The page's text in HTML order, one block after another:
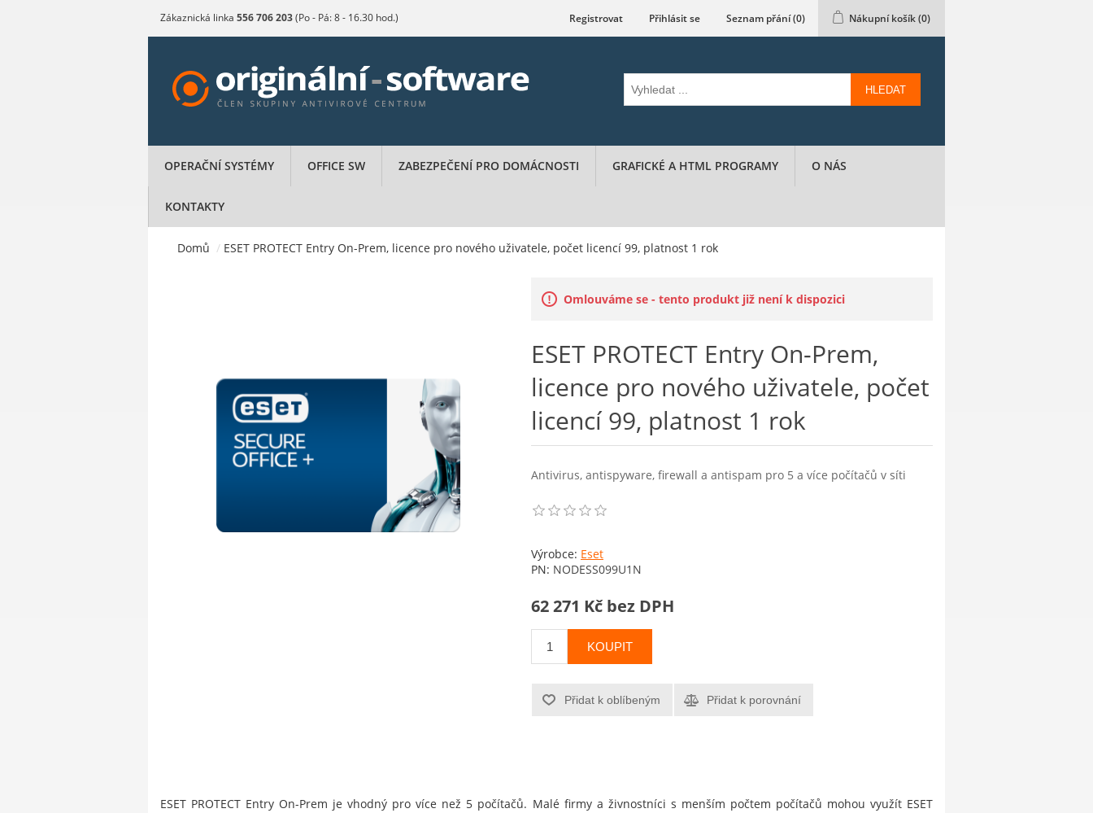
Zákaznická linka 556 706 203(Po - Pá: 8 - 16.30 hod.) Registrovat Přihlásit se Seznam přání(0) Nákupní košík(0)
HLEDAT
OPERAČNÍ SYSTÉMY OFFICE SW ZABEZPEČENÍ PRO DOMÁCNOSTI GRAFICKÉ A HTML PROGRAMY O NÁS
KONTAKTY
Domů / ESET PROTECT Entry On-Prem, licence pro nového uživatele, počet licencí 99, platnost 1 rok
Omlouváme se - tento produkt již není k dispozici
ESET PROTECT Entry On-Prem,
licence pro nového uživatele, počet
licencí 99, platnost 1 rok
Antivirus, antispyware, firewall a antispam pro 5 a více počítačů v síti
Výrobce: Eset
PN: NODESS099U1N
62 271 Kč bez DPH
KOUPIT
Přidat k oblíbeným Přidat k porovnání
ESET PROTECT Entry On-Prem je vhodný pro více než 5 počítačů. Malé firmy a živnostníci s menším počtem počítačů mohou využít ESET